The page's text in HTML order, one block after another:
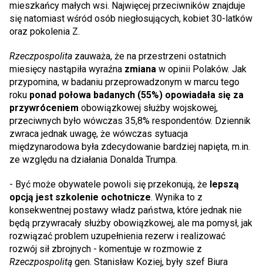
mieszkańcy małych wsi. Najwięcej przeciwników znajduje
się natomiast wśród osób niegłosujących, kobiet 30-latków
oraz pokolenia Z.
Rzeczpospolita zauważa, że na przestrzeni ostatnich
miesięcy nastąpiła wyraźna zmiana w opinii Polaków. Jak
przypomina, w badaniu przeprowadzonym w marcu tego
roku ponad połowa badanych (55%) opowiadała się za
przywróceniem obowiązkowej służby wojskowej,
przeciwnych było wówczas 35,8% respondentów. Dziennik
zwraca jednak uwagę, że wówczas sytuacja
międzynarodowa była zdecydowanie bardziej napięta, m.in.
ze względu na działania Donalda Trumpa.
- Być może obywatele powoli się przekonują, że lepszą
opcją jest szkolenie ochotnicze. Wynika to z
konsekwentnej postawy władz państwa, które jednak nie
będą przywracały służby obowiązkowej, ale ma pomysł, jak
rozwiązać problem uzupełnienia rezerw i realizować
rozwój sił zbrojnych - komentuje w rozmowie z
Rzeczpospolitą gen. Stanisław Koziej, były szef Biura